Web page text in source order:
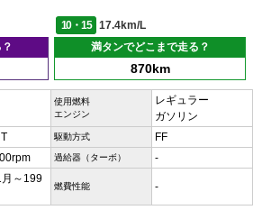
10・15
17.4km/L
満タンでどこまで走る？
870km
使用燃料
エンジン
レギュラー
ガソリン
駆動方式 FF
過給器（ターボ） -
～199
燃費性能 -